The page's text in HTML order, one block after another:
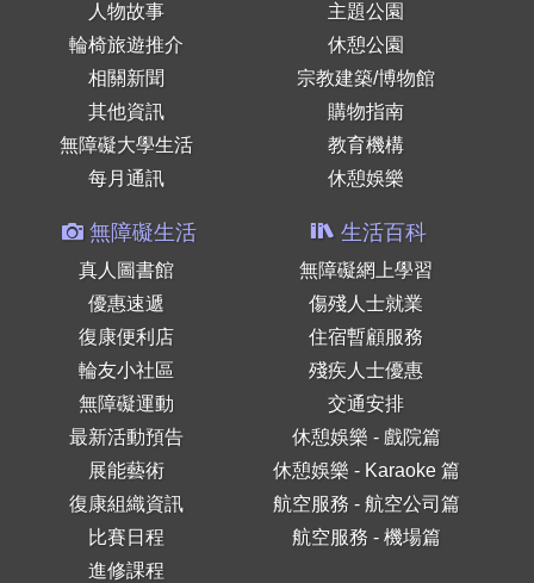
人物故事
輪椅旅遊推介
相關新聞
其他資訊
無障礙大學生活
每月通訊
主題公園
休憩公園
宗教建築/博物館
購物指南
教育機構
休憩娛樂
無障礙生活
真人圖書館
優惠速遞
復康便利店
輪友小社區
無障礙運動
最新活動預告
展能藝術
復康組織資訊
比賽日程
進修課程
生活百科
無障礙網上學習
傷殘人士就業
住宿暫顧服務
殘疾人士優惠
交通安排
休憩娛樂 - 戲院篇
休憩娛樂 - Karaoke 篇
航空服務 - 航空公司篇
航空服務 - 機場篇